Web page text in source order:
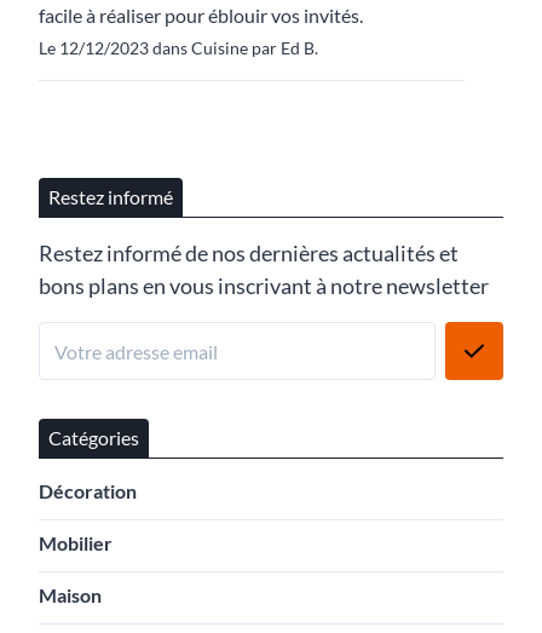
facile à réaliser pour éblouir vos invités.
Le 12/12/2023 dans Cuisine par Ed B.
Restez informé
Restez informé de nos dernières actualités et
bons plans en vous inscrivant à notre newsletter
Catégories
Décoration
Mobilier
Maison